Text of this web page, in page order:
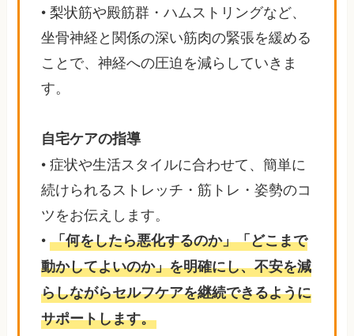
• 梨状筋や殿筋群・ハムストリングなど、
坐骨神経と関係の深い筋肉の緊張を緩める
ことで、神経への圧迫を減らしていきま
す。
自宅ケアの指導
• 症状や生活スタイルに合わせて、簡単に
続けられるストレッチ・筋トレ・姿勢のコ
ツをお伝えします。
•「何をしたら悪化するのか」「どこまで
動かしてよいのか」を明確にし、不安を減
らしながらセルフケアを継続できるように
サポートします。